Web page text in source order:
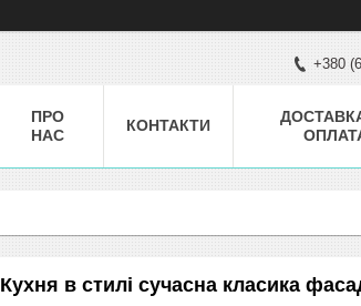
+380
ПРО
НАС
КОНТАКТИ
Кухня в стилі сучасна класика